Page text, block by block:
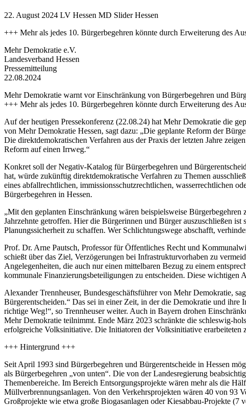
22. August 2024 LV Hessen MD Slider Hessen
+++ Mehr als jedes 10. Bürgerbegehren könnte durch Erweiterung des
Mehr Demokratie e.V.
Landesverband Hessen
Pressemitteilung
22.08.2024
Mehr Demokratie warnt vor Einschränkung von Bürgerbegehren und
+++ Mehr als jedes 10. Bürgerbegehren könnte durch Erweiterung des
Auf der heutigen Pressekonferenz (22.08.24) hat Mehr Demokratie die
von Mehr Demokratie Hessen, sagt dazu: „Die geplante Reform der
Die direktdemokratischen Verfahren aus der Praxis der letzten Jahre
Reform auf einen Irrweg.“
Konkret soll der Negativ-Katalog für Bürgerbegehren und
hat, würde zukünftig direktdemokratische Verfahren zu Themen
eines abfallrechtlichen, immissionsschutzrechtlichen, wasserrechtlichen
Bürgerbegehren in Hessen.
„Mit den geplanten Einschränkung wären beispielsweise
Jahrzehnte getroffen. Hier die Bürgerinnen und Bürger auszuschließen
Planungssicherheit zu schaffen. Wer Schlichtungswege abschafft,
Prof. Dr. Arne Pautsch, Professor für Öffentliches Recht und
schießt über das Ziel, Verzögerungen bei Infrastrukturvorhaben zu
Angelegenheiten, die auch nur einen mittelbaren Bezug zu einem
kommunale Finanzierungsbeteiligungen zu entscheiden. Diese
Alexander Trennheuser, Bundesgeschäftsführer von Mehr Demokratie,
Bürgerentscheiden.“ Das sei in einer Zeit, in der die Demokratie und ihre
richtige Weg!“, so Trennheuser weiter. Auch in Bayern drohen
Mehr Demokratie teilnimmt. Ende März 2023 schränkte die schleswig-
erfolgreiche Volksinitiative. Die Initiatoren der Volksinitiative erarbeiteten
+++ Hintergrund +++
Seit April 1993 sind Bürgerbegehren und Bürgerentscheide in Hessen
als Bürgerbegehren „von unten“. Die von der Landesregierung
Themenbereiche. Im Bereich Entsorgungsprojekte wären mehr als die
Müllverbrennungsanlagen. Von den Verkehrsprojekten wären 40 von 93
Großprojekte wie etwa große Biogasanlagen oder Kiesabbau-Projekte (7